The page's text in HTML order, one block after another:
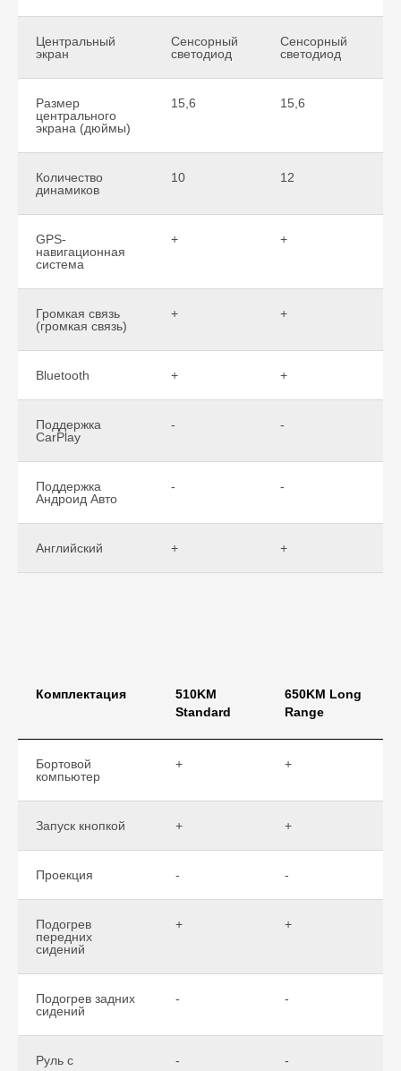
Центральный
экран
Сенсорный
светодиод
Сенсорный
светодиод
Размер
центрального
экрана (дюймы)
15,6 15,6
Количество
динамиков
10 12
GPS-
навигационная
система
+ +
Громкая связь
(громкая связь)
+ +
Bluetooth + +
Поддержка
CarPlay
- -
Поддержка
Андроид Авто
- -
Английский + +
Комплектация
510KM
Standard
650KM Long
Range
Бортовой
компьютер
+ +
Запуск кнопкой + +
Проекция - -
Подогрев
передних
сидений
+ +
Подогрев задних
сидений
- -
Руль с
- -